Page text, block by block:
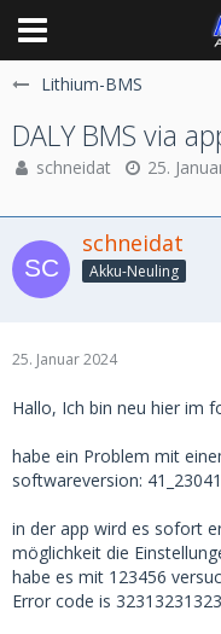
Lithium-BMS
DALY BMS via
schneidat 25.
schneidat
Akku-Neuling
25. Januar 2024
Hallo, Ich bin neu hier im
habe ein Problem mit
softwareversion:
in der app wird es sofort
möglichkeit die
habe es mit 123456
Error code is